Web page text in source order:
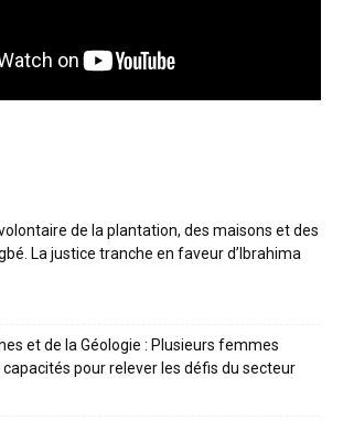
de la plantation, des maisons et des
La justice tranche en faveur d’Ibrahima
et de la Géologie : Plusieurs femmes
pour relever les défis du secteur